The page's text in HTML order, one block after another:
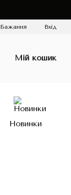
Бажання Вхід
Мій кошик
Новинки